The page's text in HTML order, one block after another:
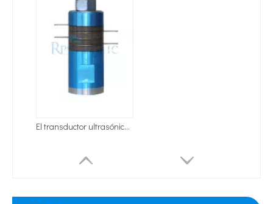
Actualmente, la investigación sobre la extracción de antioxidantes